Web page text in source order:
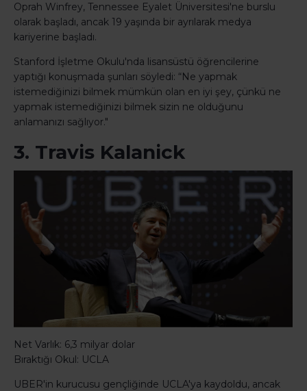
Oprah Winfrey, Tennessee Eyalet Üniversitesi'ne burslu
olarak başladı, ancak 19 yaşında bir ayrılarak medya
kariyerine başladı.
Stanford İşletme Okulu'nda lisansüstü öğrencilerine
yaptığı konuşmada şunları söyledi: “Ne yapmak
istemediğinizi bilmek mümkün olan en iyi şey, çünkü ne
yapmak istemediğinizi bilmek sizin ne olduğunu
anlamanızı sağlıyor."
3. Travis Kalanick
Net Varlık: 6,3 milyar dolar
Bıraktığı Okul: UCLA
UBER'in kurucusu gençliğinde UCLA'ya kaydoldu, ancak